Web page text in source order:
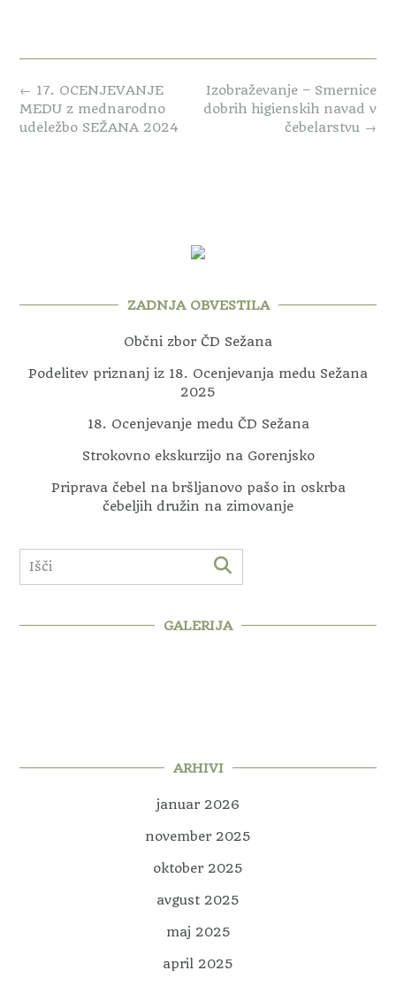
Post
navigation
Izobraževanje – Smernice
dobrih higienskih navad v
čebelarstvu →
← 17. OCENJEVANJE
MEDU z mednarodno
udeležbo SEŽANA 2024
ZADNJA OBVESTILA
Občni zbor ČD Sežana
Podelitev priznanj iz 18. Ocenjevanja medu Sežana
2025
18. Ocenjevanje medu ČD Sežana
Strokovno ekskurzijo na Gorenjsko
Priprava čebel na bršljanovo pašo in oskrba
čebeljih družin na zimovanje
GALERIJA
ARHIVI
januar 2026
november 2025
oktober 2025
avgust 2025
maj 2025
april 2025